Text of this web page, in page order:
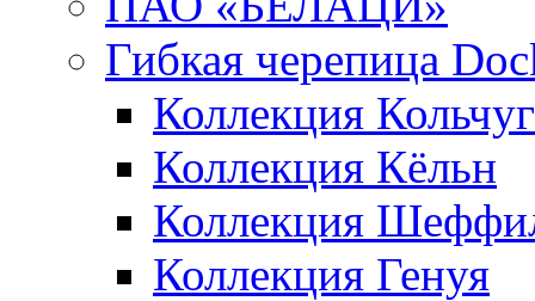
Гибкая черепица
Коллекция
Коллекция Кёльн
Коллекция
Коллекция Генуя